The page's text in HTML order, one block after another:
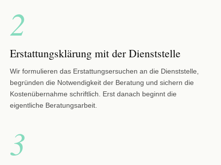
2
Erstattungsklärung mit der Dienststelle
Wir formulieren das Erstattungsersuchen an die Dienststelle,
begründen die Notwendigkeit der Beratung und sichern die
Kostenübernahme schriftlich. Erst danach beginnt die
eigentliche Beratungsarbeit.
3